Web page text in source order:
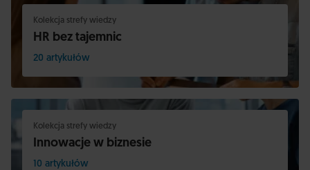
Kolekcja strefy wiedzy
HR bez tajemnic
20 artykułów
Kolekcja strefy wiedzy
Innowacje w biznesie
10 artykułów